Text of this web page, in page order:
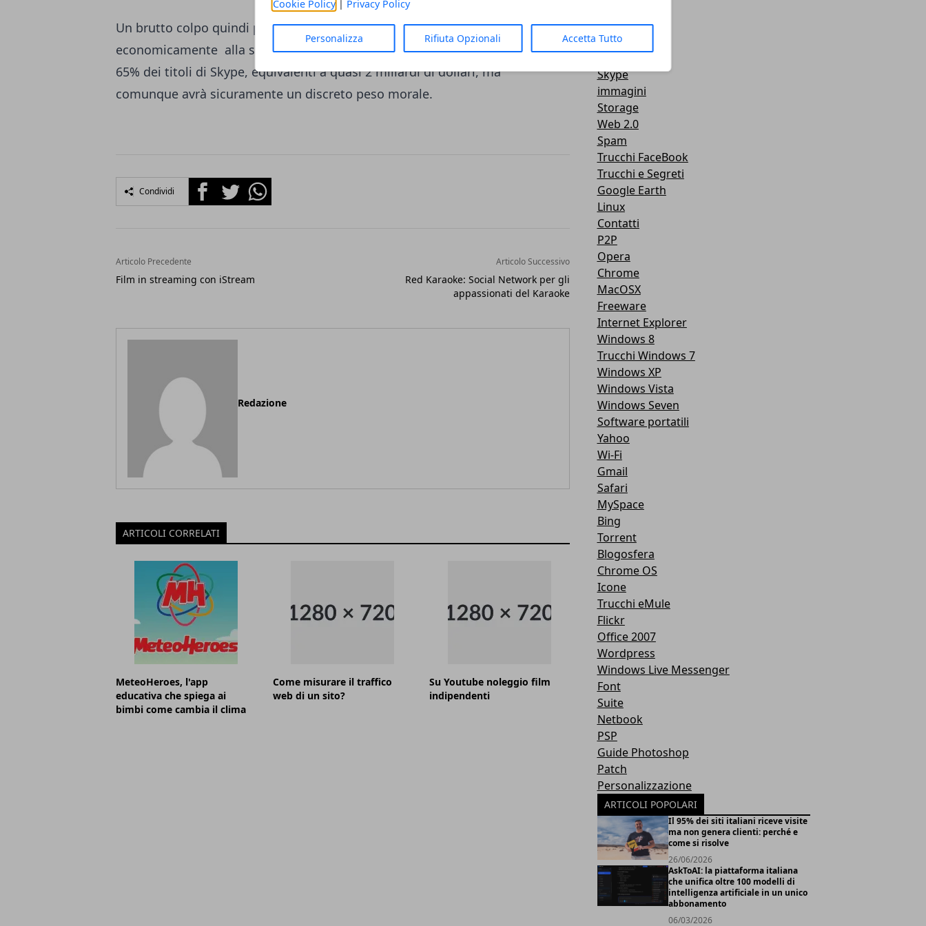
Cookie Policy| Privacy Policy
Personalizza Rifiuta Opzionali Accetta Tutto
Un brutto colpo quindi per ebay, che sicuramente non influirà
economicamente alla stessa date le recenti vicende riguardo lavendita del
65% dei titoli di Skype, equivalenti a quasi 2 miliardi di dollari, ma
comunque avrà sicuramente un discreto peso morale.
Condividi FacebookTwitterWhatsapp
Articolo Precedente
Film in streaming con iStream
Articolo Successivo
Red Karaoke: Social Network per gli
appassionati del Karaoke
Redazione
ARTICOLI CORRELATI
MeteoHeroes, l'app
educativa che spiega ai
bimbi come cambia il clima
Come misurare il traffico
web di un sito?
Su Youtube noleggio film
indipendenti
3D
Messenger
Skype
immagini
Storage
Web 2.0
Spam
Trucchi FaceBook
Trucchi e Segreti
Google Earth
Linux
Contatti
P2P
Opera
Chrome
MacOSX
Freeware
Internet Explorer
Windows 8
Trucchi Windows 7
Windows XP
Windows Vista
Windows Seven
Software portatili
Yahoo
Wi-Fi
Gmail
Safari
MySpace
Bing
Torrent
Blogosfera
Chrome OS
Icone
Trucchi eMule
Flickr
Office 2007
Wordpress
Windows Live Messenger
Font
Suite
Netbook
PSP
Guide Photoshop
Patch
Personalizzazione
ARTICOLI POPOLARI
Il 95% dei siti italiani riceve visite
ma non genera clienti: perché e
come si risolve
26/06/2026
AskToAI: la piattaforma italiana
che unifica oltre 100 modelli di
intelligenza artificiale in un unico
abbonamento
06/03/2026